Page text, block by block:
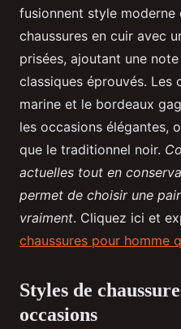
fusionnent style moderne
chaussures en cuir avec
prisées, ajoutant une
classiques éprouvés. Les
marine et le bordeaux
les occasions élégantes,
que le traditionnel noir.
actuelles tout en
permet de choisir une
vraiment. Cliquez ici et
chaussures pour homme
Styles de
occasions